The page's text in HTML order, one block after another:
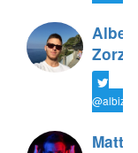
Alberto
Zorzi
@albiz94
Matteo